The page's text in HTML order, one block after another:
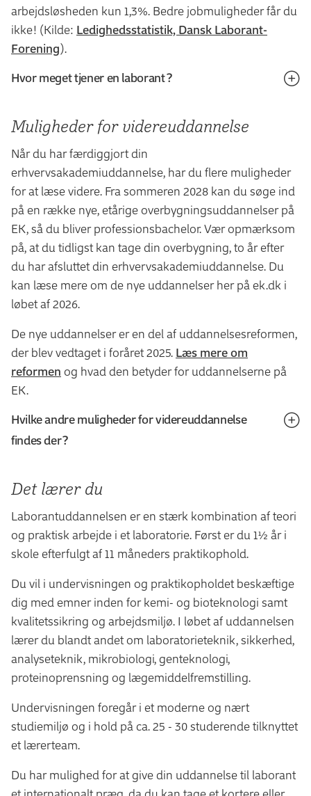
arbejdsløsheden kun 1,3%. Bedre jobmuligheder får du
ikke! (Kilde: Ledighedsstatistik, Dansk Laborant-
Forening).
Hvor meget tjener en laborant?
2023 var den gennemsnitlige startløn for laboranter
33.400 kr.
Du kan finde mere information om uddannelsen i
Uddannelseszoom. Her kan du blandt andet se, hvilke
brancher færdiguddannede fra uddannelsen arbejder i,
hvilken løn en færdiguddannet fra uddannelsen i
gennemsnit får, og hvor lang tid det tager en
gennemsnitlig studerende at gennemføre
uddannelsen.
I Uddannelseszoom har du også mulighed for at
sammenligne informationer om uddannelsen med
andre uddannelser på netop parametrene branche, løn,
iværksætteri, gennemførsel, frafald og ledighed.
Mulig­heder for videre­uddan­nelse
Når du har færdiggjort din
erhvervsakademiuddannelse, har du flere muligheder
for at læse videre. Fra sommeren 2028 kan du søge ind
på en række nye, etårige overbygningsuddannelser på
EK, så du bliver professionsbachelor. Vær opmærksom
på, at du tidligst kan tage din overbygning, to år efter
du har afsluttet din erhvervsakademiuddannelse. Du
kan læse mere om de nye uddannelser her på ek.dk i
løbet af 2026.
De nye uddannelser er en del af uddannelsesreformen,
der blev vedtaget i foråret 2025. Læs mere om
reformen og hvad den betyder for uddannelserne på
EK.
Hvilke andre muligheder for videreuddannelse
findes der?
procesteknologi (1½ år på fuldtid).
Teknologisk diplomuddannelse i bioteknologi,
procesteknologi og kemi (Deltidsuddannelse over
tre år)
Derudover giver laborantuddannelsen dig et godt
grundlag for at læse videre på en
naturvidenskabelig uddannelse.
Det lærer du
Laborantuddannelsen er en stærk kombination af teori
og praktisk arbejde i et laboratorie. Først er du 1½ år i
skole efterfulgt af 11 måneders praktikophold.
Du vil i undervisningen og praktikopholdet beskæftige
dig med emner inden for kemi- og bioteknologi samt
kvalitetssikring og arbejdsmiljø. I løbet af uddannelsen
lærer du blandt andet om laboratorieteknik, sikkerhed,
analyseteknik, mikrobiologi, genteknologi,
proteinoprensning og lægemiddelfremstilling.
Undervisningen foregår i et moderne og nært
studiemiljø og i hold på ca. 25 - 30 studerende tilknyttet
et lærerteam.
Du har mulighed for at give din uddannelse til laborant